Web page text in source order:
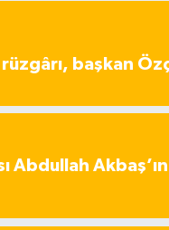
rüzgârı, başkan
Abdullah